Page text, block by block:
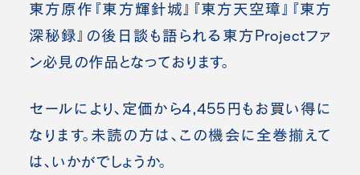
東方原作『東方輝針城』『東方天空璋』『東方
深秘録』の後日談も語られる東方Projectファ
ン必見の作品となっております。
セールにより、定価から4,455円もお買い得に
なります。未読の方は、この機会に全巻揃えて
は、いかがでしょうか。